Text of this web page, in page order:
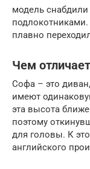
модель
плавно
Чем
Софа – это
имеют
эта высота
поэтому
для головы. К
английского